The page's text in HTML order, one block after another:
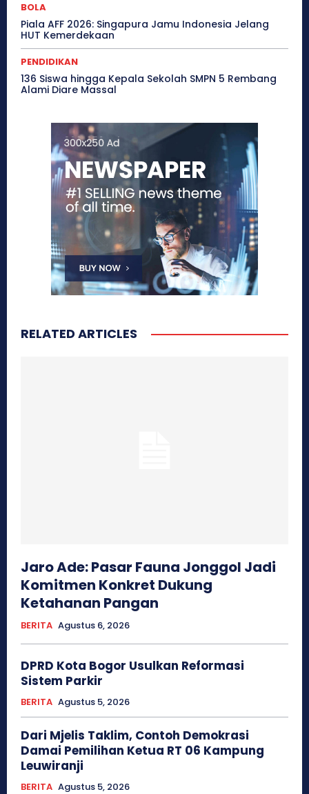
BOLA
Piala AFF 2026: Singapura Jamu Indonesia Jelang
HUT Kemerdekaan
PENDIDIKAN
136 Siswa hingga Kepala Sekolah SMPN 5 Rembang
Alami Diare Massal
RELATED ARTICLES
Jaro Ade: Pasar Fauna Jonggol Jadi
Komitmen Konkret Dukung
Ketahanan Pangan
BERITA Agustus 6, 2026
DPRD Kota Bogor Usulkan Reformasi
Sistem Parkir
BERITA Agustus 5, 2026
Dari Mjelis Taklim, Contoh Demokrasi
Damai Pemilihan Ketua RT 06 Kampung
Leuwiranji
BERITA Agustus 5, 2026